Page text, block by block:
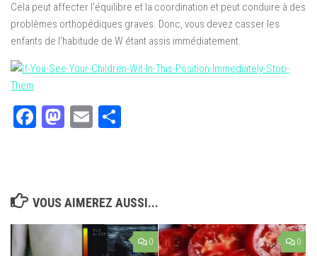
Cela peut affecter l’équilibre et la coordination et peut conduire à des
problèmes orthopédiques graves. Donc, vous devez casser les
enfants de l’habitude de W étant assis immédiatement.
Facebook
Mastodon
Email
VOUS AIMEREZ AUSSI...
0 0